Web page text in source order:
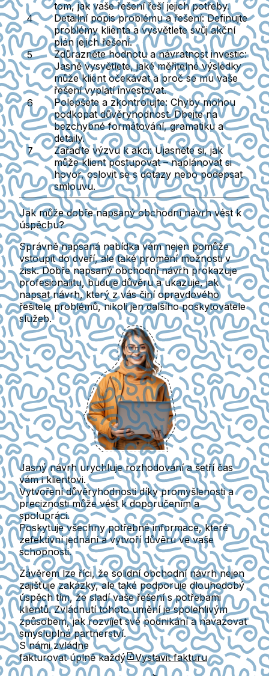
tom, jak vaše řešení řeší jejich potřeby.
Detailní popis problému a řešení:Definujte
problémy klienta a vysvětlete svůj akční
plán jejich řešení.
Zdůrazněte hodnotu a návratnost investic:
Jasně vysvětlete, jaké měřitelné výsledky
může klient očekávat a proč se mu vaše
řešení vyplatí investovat.
Polepšete a zkontrolujte: Chyby mohou
podkopat důvěryhodnost. Dbejte na
bezchybné formátování, gramatiku a
detaily.
Zařaďte výzvu k akci:Ujasněte si, jak
může klient postupovat – naplánovat si
hovor, oslovit se s dotazy nebo podepsat
smlouvu.
Jak může dobře napsaný obchodní návrh vést k
úspěchu?
Správně napsaná nabídka vám nejen pomůže
vstoupit do dveří, ale také promění možnosti v
zisk. Dobře napsaný obchodní návrh prokazuje
profesionalitu, buduje důvěru a ukazuje, jak
napsat návrh, který z vás činí opravdového
řešitele problémů, nikoli jen dalšího poskytovatele
služeb.
Jasný návrh urychluje rozhodování a šetří čas
vám i klientovi.
Vytvoření důvěryhodnosti díky promyšlenosti a
preciznosti může vést k doporučením a
spolupráci.
Poskytuje všechny potřebné informace, které
zefektivní jednání a vytvoří důvěru ve vaše
schopnosti.
Závěrem lze říci, že solidní obchodní návrh nejen
zajišťuje zakázky, ale také podporuje dlouhodobý
úspěch tím, že sladí vaše řešení s potřebami
klientů. Zvládnutí tohoto umění je spolehlivým
způsobem, jak rozvíjet své podnikání a navazovat
smysluplná partnerství.
S námi zvládne
fakturovat úplně každý
Vystavit fakturu